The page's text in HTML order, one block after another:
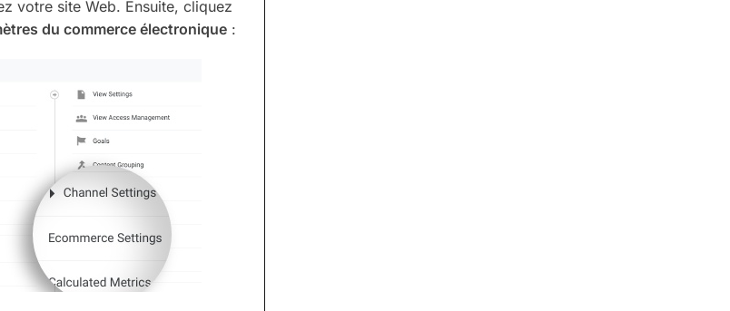
votre site Web. Ensuite, cliquez
du commerce électronique :